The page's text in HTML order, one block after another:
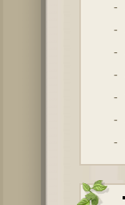
-
-
-
-
-
-
-